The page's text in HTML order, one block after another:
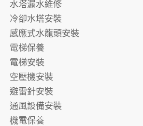
水塔漏水維修
冷卻水塔安裝
感應式水龍頭安裝
電梯保養
電梯安裝
空壓機安裝
避雷針安裝
通風設備安裝
機電保養